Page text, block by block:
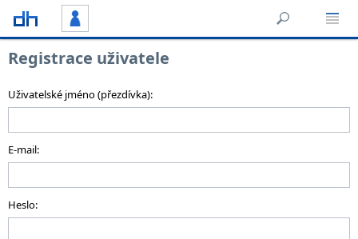
Registrace uživatele
Uživatelské jméno (přezdívka):
E-mail:
Heslo: